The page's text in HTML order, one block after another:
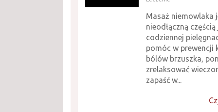
Masaż niemowlaka
nieodłączną częścią
codziennej
pomóc w prewencji
bólów brzuszka,
zrelaksować
zapaść w...